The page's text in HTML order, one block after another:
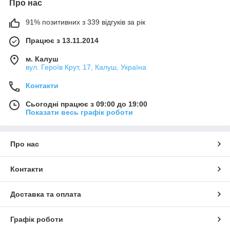
Про нас
91% позитивних з 339 відгуків за рік
Працює з 13.11.2014
м. Калуш
вул. Героїв Крут, 17, Калуш, Україна
Контакти
Сьогодні працює з 09:00 до 19:00
Показати весь графік роботи
Про нас
Контакти
Доставка та оплата
Графік роботи